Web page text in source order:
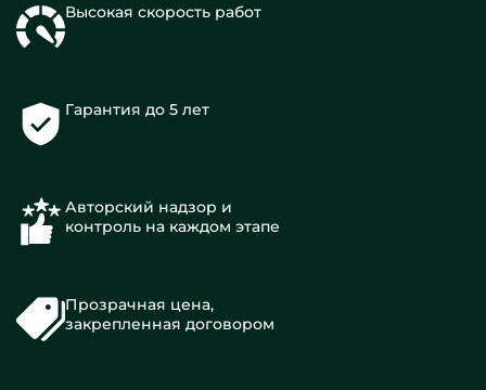
Высокая скорость работ
Гарантия до 5 лет
Авторский надзор и
контроль на каждом этапе
Прозрачная цена,
закрепленная договором